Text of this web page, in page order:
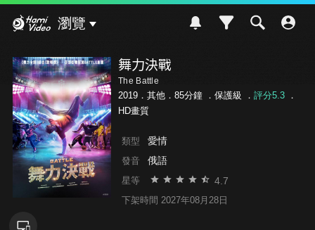
瀏覽
舞力決戰
The Battle
2019．其他．85分鐘 ． 保護級 ． 評分5.3．
HD畫質
類型 愛情
發音 俄語
星等 4.7
下架時間 2027年08月28日